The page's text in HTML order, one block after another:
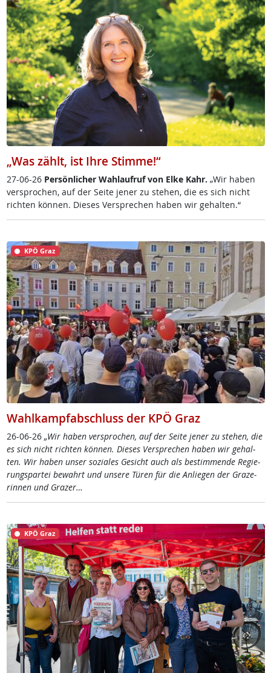
„Was zählt, ist Ihre Stimme!“
27-06-26 Per­sön­li­cher Wahl­auf­ruf von El­ke Kahr. „Wir ha­ben
ver­spro­chen, auf der Sei­te je­ner zu ste­hen, die es sich nicht
rich­ten kön­nen. Die­ses Ver­sp­re­chen ha­ben wir ge­hal­ten.“
KPÖ Graz
Wahlkampfabschluss der KPÖ Graz
26-06-26 „Wir ha­ben ver­spro­chen, auf der Sei­te je­ner zu ste­hen, die
es sich nicht rich­ten kön­nen. Die­ses Ver­sp­re­chen ha­ben wir ge­hal­
ten. Wir ha­ben un­ser so­zia­les Ge­sicht auch als be­stim­men­de Re­gie­
rung­s­par­tei be­wahrt und un­se­re Tü­ren für die An­lie­gen der Gra­ze­
rin­nen und Gra­zer…
KPÖ Graz